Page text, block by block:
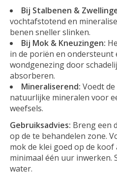
Bij Stalbenen &
vochtafstotend en
benen sneller slinken.
Bij Mok & Kneuzingen:
in de poriën en ondersteunt
wondgenezing door
absorberen.
Mineraliserend: Voedt
natuurlijke mineralen voor
weefsels.
Gebruiksadvies: Breng een
op de te behandelen zone.
mok de klei goed op de
minimaal één uur inwerken.
water.